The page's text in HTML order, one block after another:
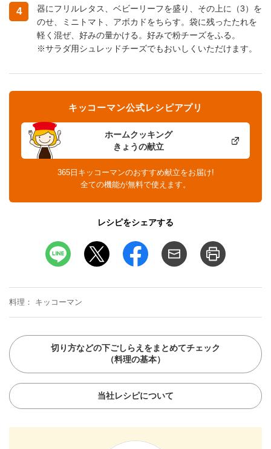
4
器にフリルレタス、ベビーリーフを盛り、その上に（3）を
のせ、ミニトマト、アボカドをちらす。袋に残ったたれを
軽く混ぜ、好みの量かける。好みで粉チーズをふる。
※サラダ用シュレッドチーズでもおいしくいただけます。
ホームクッキング
きょうの献立
キッコーマン公式レシピアプリ
365日キッコーマンのおすすめ献立をお届け!
全ての機能が無料で使えます。
レシピをシェアする
料理 キッコーマン
切り方などの下ごしらえをまとめてチェック
（料理の基本）
当社レシピについて